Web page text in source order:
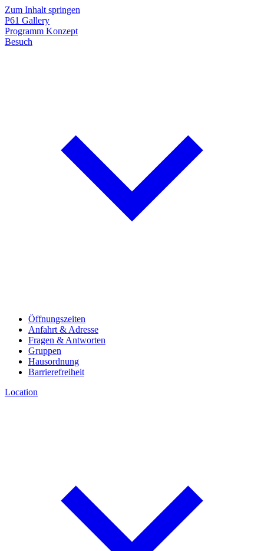
Zum Inhalt springen
P61 Gallery
Programm Konzept
Besuch
Öffnungszeiten
Anfahrt & Adresse
Fragen & Antworten
Gruppen
Hausordnung
Barrierefreiheit
Location